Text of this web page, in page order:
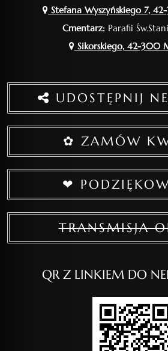
Stefana Wyszyńskiego 7,
Cmentarz:Parafii
Sikorskiego, 42-300
UDOSTĘPNIJ
✿ ZAMÓW
❤
TRANSMISJA
QR Z LINKIEM DO